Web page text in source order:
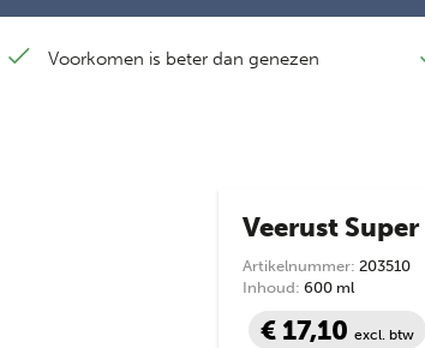
Voorkomen is beter dan genezen
Veerust
Artikelnummer: 203510
Inhoud: 600 ml
€ 17,10 excl. btw